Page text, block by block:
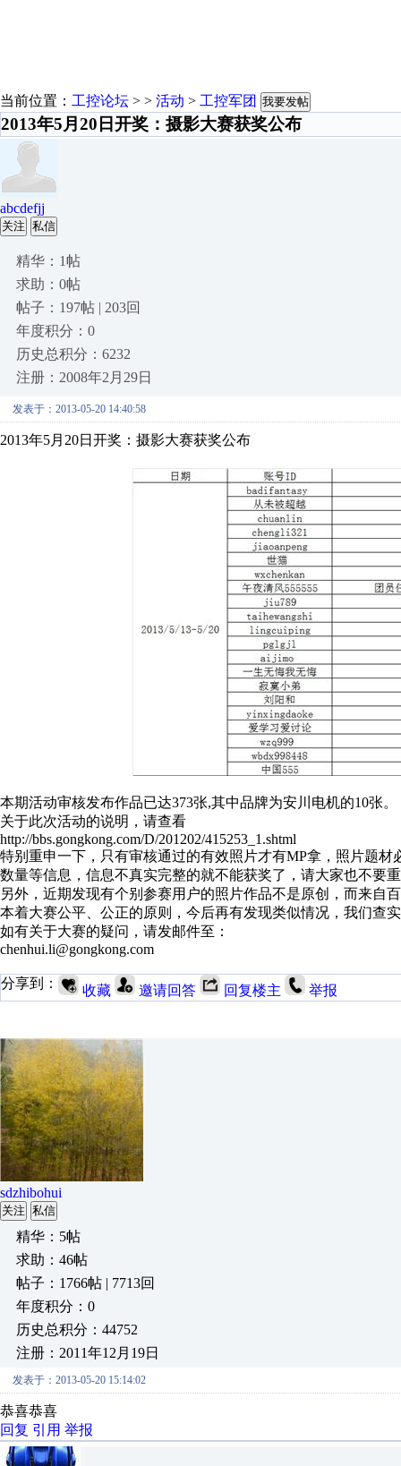
当前位置： 工控论坛 > > 活动 > 工控军团 我要发帖
2013年5月20日开奖：摄影大赛获奖公布
abcdefjj
关注 私信
精华：1帖
求助：0帖
帖子：197帖 | 203回
年度积分：0
历史总积分：6232
注册：2008年2月29日
发表于：2013-05-20 14:40:58
2013年5月20日开奖：摄影大赛获奖公布
本期活动审核发布作品已达373张,其中品牌为安川电机的10张。
关于此次活动的说明，请查看
http://bbs.gongkong.com/D/201202/415253_1.shtml
特别重申一下，只有审核通过的有效照片才有MP拿，照片题
数量等信息，信息不真实完整的就不能获奖了，请大家也不要
另外，近期发现有个别参赛用户的照片作品不是原创，而来自
本着大赛公平、公正的原则，今后再有发现类似情况，我们查
如有关于大赛的疑问，请发邮件至：
chenhui.li@gongkong.com
分享到： 收藏 邀请回答 回复楼主 举报
sdzhibohui
关注 私信
精华：5帖
求助：46帖
帖子：1766帖 | 7713回
年度积分：0
历史总积分：44752
注册：2011年12月19日
发表于：2013-05-20 15:14:02
恭喜恭喜
回复 引用 举报